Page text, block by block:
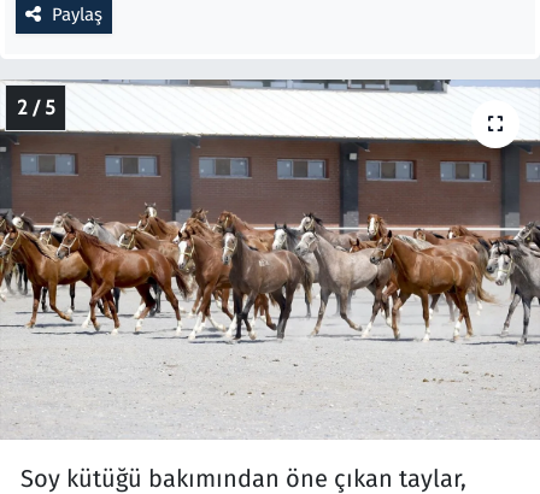
Paylaş
2 / 5
Soy kütüğü bakımından öne çıkan taylar,